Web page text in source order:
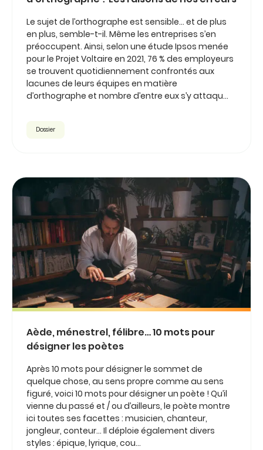
Le sujet de l’orthographe est sensible... et de plus
en plus, semble-t-il. Même les entreprises s’en
préoccupent. Ainsi, selon une étude Ipsos menée
pour le Projet Voltaire en 2021, 76 % des employeurs
se trouvent quotidiennement confrontés aux
lacunes de leurs équipes en matière
d’orthographe et nombre d’entre eux s’y attaqu...
Dossier
Aède, ménestrel, félibre… 10 mots pour
désigner les poètes
Après 10 mots pour désigner le sommet de
quelque chose, au sens propre comme au sens
figuré, voici 10 mots pour désigner un poète ! Qu’il
vienne du passé et / ou d’ailleurs, le poète montre
ici toutes ses facettes : musicien, chanteur,
jongleur, conteur… Il déploie également divers
styles : épique, lyrique, cou...